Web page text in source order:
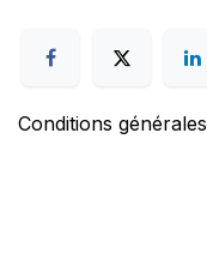
Conditions générales